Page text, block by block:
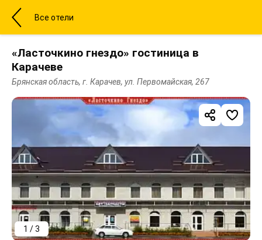
Все отели
«Ласточкино гнездо» гостиница в
Карачеве
Брянская область, г. Карачев, ул. Первомайская, 267
1 / 3